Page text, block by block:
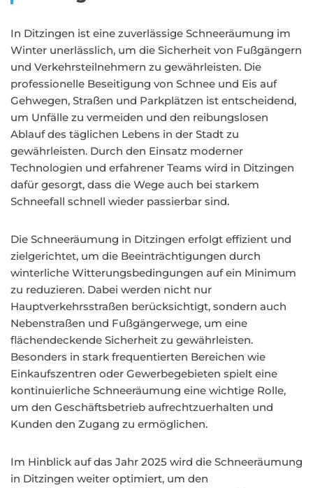
In Ditzingen ist eine zuverlässige Schneeräumung im
Winter unerlässlich, um die Sicherheit von Fußgängern
und Verkehrsteilnehmern zu gewährleisten. Die
professionelle Beseitigung von Schnee und Eis auf
Gehwegen, Straßen und Parkplätzen ist entscheidend,
um Unfälle zu vermeiden und den reibungslosen
Ablauf des täglichen Lebens in der Stadt zu
gewährleisten. Durch den Einsatz moderner
Technologien und erfahrener Teams wird in Ditzingen
dafür gesorgt, dass die Wege auch bei starkem
Schneefall schnell wieder passierbar sind.
Die Schneeräumung in Ditzingen erfolgt effizient und
zielgerichtet, um die Beeinträchtigungen durch
winterliche Witterungsbedingungen auf ein Minimum
zu reduzieren. Dabei werden nicht nur
Hauptverkehrsstraßen berücksichtigt, sondern auch
Nebenstraßen und Fußgängerwege, um eine
flächendeckende Sicherheit zu gewährleisten.
Besonders in stark frequentierten Bereichen wie
Einkaufszentren oder Gewerbegebieten spielt eine
kontinuierliche Schneeräumung eine wichtige Rolle,
um den Geschäftsbetrieb aufrechtzuerhalten und
Kunden den Zugang zu ermöglichen.
Im Hinblick auf das Jahr 2025 wird die Schneeräumung
in Ditzingen weiter optimiert, um den